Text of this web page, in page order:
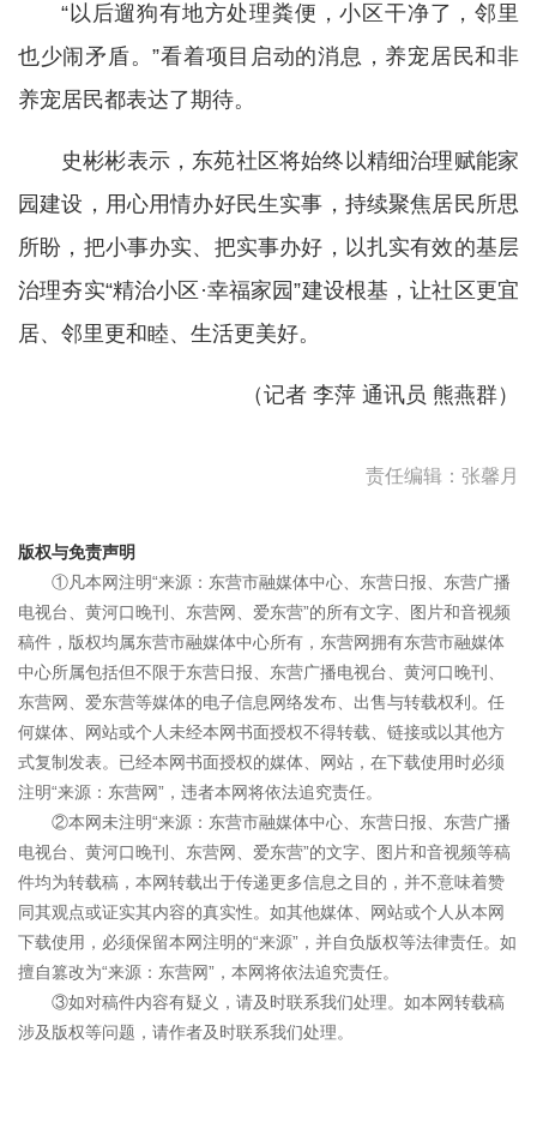
“以后遛狗有地方处理粪便，小区干净了，邻里
也少闹矛盾。”看着项目启动的消息，养宠居民和非
养宠居民都表达了期待。
史彬彬表示，东苑社区将始终以精细治理赋能家
园建设，用心用情办好民生实事，持续聚焦居民所思
所盼，把小事办实、把实事办好，以扎实有效的基层
治理夯实“精治小区·幸福家园”建设根基，让社区更宜
居、邻里更和睦、生活更美好。
（记者 李萍 通讯员 熊燕群）
责任编辑：张馨月
版权与免责声明
①凡本网注明“来源：东营市融媒体中心、东营日报、东营广播
电视台、黄河口晚刊、东营网、爱东营”的所有文字、图片和音视频
稿件，版权均属东营市融媒体中心所有，东营网拥有东营市融媒体
中心所属包括但不限于东营日报、东营广播电视台、黄河口晚刊、
东营网、爱东营等媒体的电子信息网络发布、出售与转载权利。任
何媒体、网站或个人未经本网书面授权不得转载、链接或以其他方
式复制发表。已经本网书面授权的媒体、网站，在下载使用时必须
注明“来源：东营网”，违者本网将依法追究责任。
②本网未注明“来源：东营市融媒体中心、东营日报、东营广播
电视台、黄河口晚刊、东营网、爱东营”的文字、图片和音视频等稿
件均为转载稿，本网转载出于传递更多信息之目的，并不意味着赞
同其观点或证实其内容的真实性。如其他媒体、网站或个人从本网
下载使用，必须保留本网注明的“来源”，并自负版权等法律责任。如
擅自篡改为“来源：东营网”，本网将依法追究责任。
③如对稿件内容有疑义，请及时联系我们处理。如本网转载稿
涉及版权等问题，请作者及时联系我们处理。